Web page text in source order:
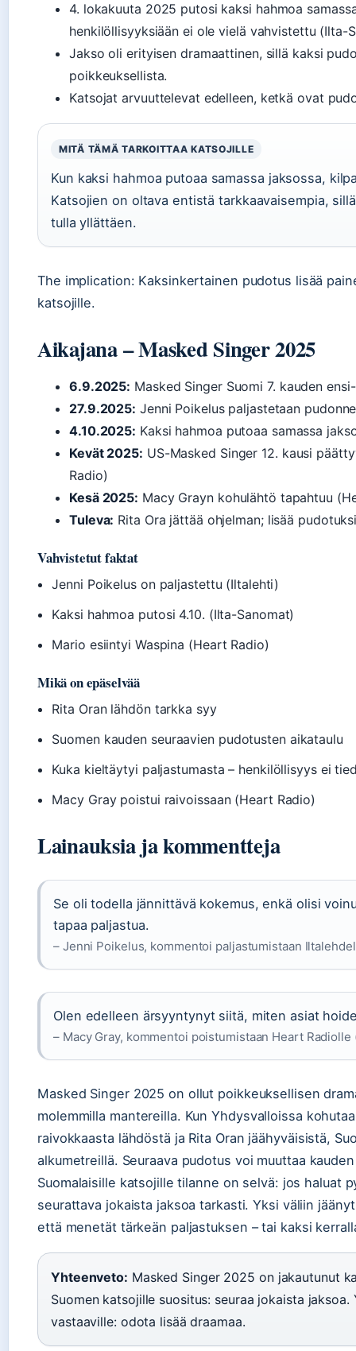
4. lokakuuta 2025 putosi kaksi hahmoa
henkilöllisyyksiään ei ole vielä vahvistettu (Ilta-
Jakso oli erityisen dramaattinen, sillä kaksi
poikkeuksellista.
Katsojat arvuuttelevat edelleen, ketkä ovat
MITÄ TÄMÄ TARKOITTAA KATSOJILLE
Kun kaksi hahmoa putoaa samassa jaksossa,
Katsojien on oltava entistä tarkkaavaisempia,
tulla yllättäen.
The implication: Kaksinkertainen pudotus lisää
katsojille.
Aikajana – Masked Singer 2025
6.9.2025: Masked Singer Suomi 7. kauden
27.9.2025: Jenni Poikelus paljastetaan
4.10.2025: Kaksi hahmoa putoaa samassa
Kevät 2025: US-Masked Singer 12. kausi
Radio)
Kesä 2025: Macy Grayn kohulähtö tapahtuu
Tuleva: Rita Ora jättää ohjelman; lisää
Vahvistetut faktat
Jenni Poikelus on paljastettu (Iltalehti)
Kaksi hahmoa putosi 4.10. (Ilta-Sanomat)
Mario esiintyi Waspina (Heart Radio)
Mikä on epäselvää
Rita Oran lähdön tarkka syy
Suomen kauden seuraavien pudotusten aikataulu
Kuka kieltäytyi paljastumasta – henkilöllisyys ei
Macy Gray poistui raivoissaan (Heart Radio)
Lainauksia ja kommentteja
Se oli todella jännittävä kokemus, enkä olisi
tapaa paljastua.
– Jenni Poikelus, kommentoi paljastumistaan
Olen edelleen ärsyyntynyt siitä, miten asiat
– Macy Gray, kommentoi poistumistaan Heart Radiolle
Masked Singer 2025 on ollut poikkeuksellisen
molemmilla mantereilla. Kun Yhdysvalloissa
raivokkaasta lähdöstä ja Rita Oran jäähyväisistä,
alkumetreillä. Seuraava pudotus voi muuttaa
Suomalaisille katsojille tilanne on selvä: jos haluat
seurattava jokaista jaksoa tarkasti. Yksi väliin
että menetät tärkeän paljastuksen – tai kaksi
Yhteenveto: Masked Singer 2025 on jakautunut
Suomen katsojille suositus: seuraa jokaista jaksoa.
vastaaville: odota lisää draamaa.